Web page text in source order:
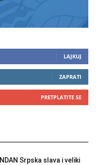
LAJKUJ
ZAPRATI
PRETPLATITE SE
Srpska slava i veliki